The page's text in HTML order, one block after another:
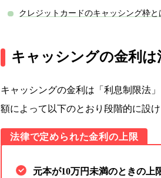
クレジットカードのキャッシング枠
キャッシングの金利
キャッシングの金利は「利息制限法
額によって以下のとおり段階的に設け
法律で定められた金利の上限
元本が10万円未満のときの上